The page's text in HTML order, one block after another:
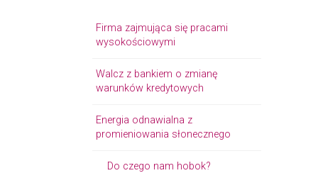
Firma zajmująca się pracami
wysokościowymi
Walcz z bankiem o zmianę
warunków kredytowych
Energia odnawialna z
promieniowania słonecznego
Do czego nam hobok?